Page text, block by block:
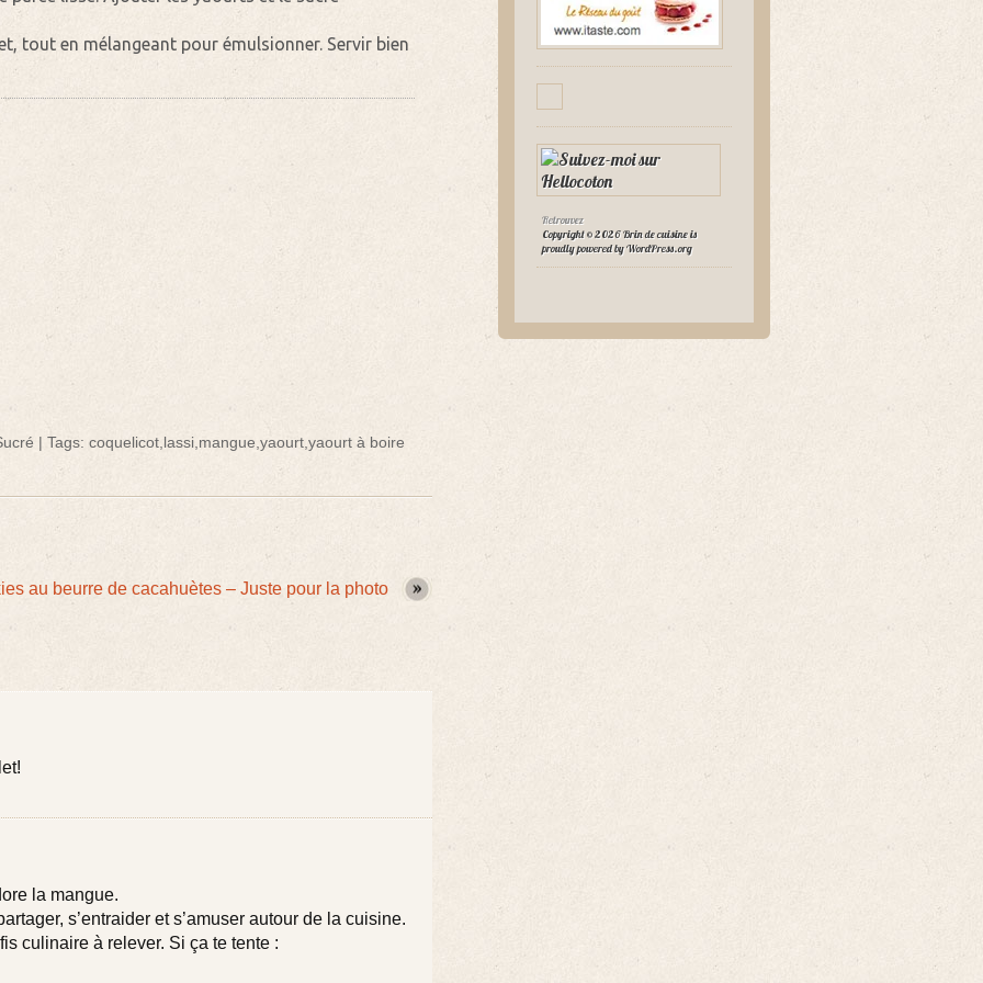
tout en mélangeant pour émulsionner. Servir bien
| Tags: coquelicot lassi mangue yaourt yaourt à boire
au beurre de cacahuètes – Juste pour la photo
la mangue.
s’entraider et s’amuser autour de la cuisine.
culinaire à relever. Si ça te tente :
Retrouvez
Copyright © 2026 Brin de cuisine is
proudly powered byWordPress.org